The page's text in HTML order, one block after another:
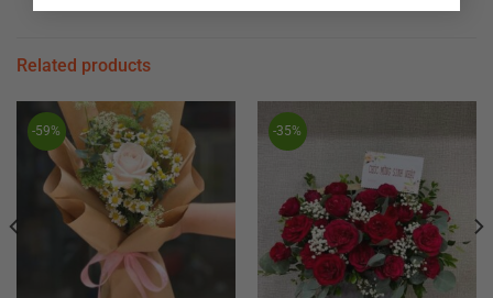
Related products
-59% -35%